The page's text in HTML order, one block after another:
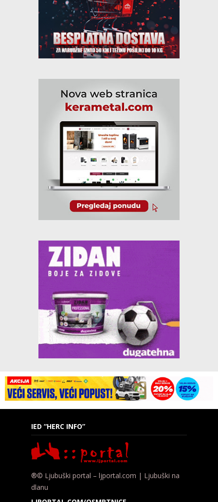
IED “HERC INFO”
®© Ljubuški portal – ljportal.com | Ljubuški na
dlanu